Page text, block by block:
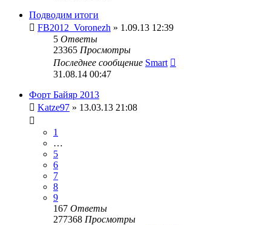
Подводим итоги
FB2012_Voronezh » 1.09.13 12:39
5 Ответы
23365 Просмотры
Последнее сообщение Smart
31.08.14 00:47
Форт Байяр 2013
Katze97 » 13.03.13 21:08
1
…
5
6
7
8
9
167 Ответы
277368 Просмотры